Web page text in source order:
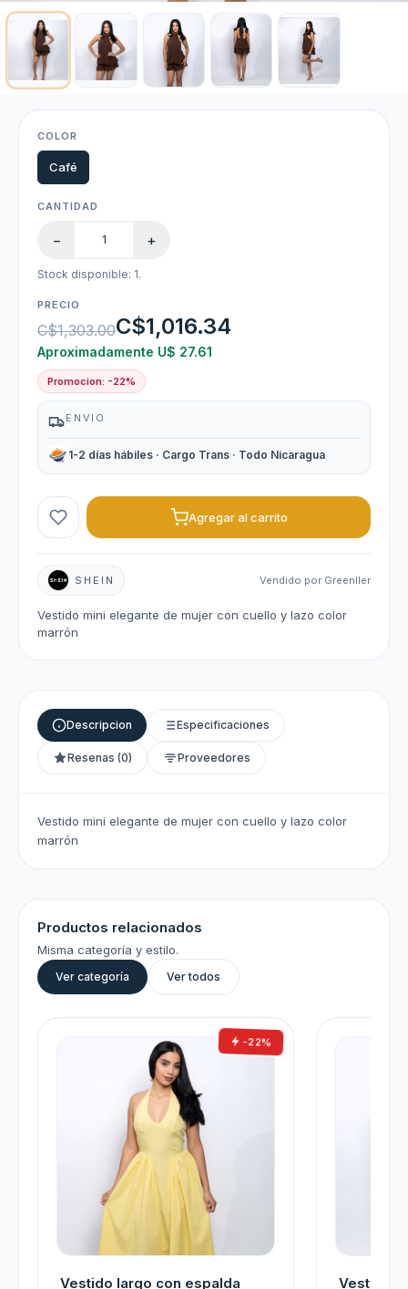
SHEIN Vendido por Greenller
Vestido mini elegante de mujer con cuello y lazo color
marrón
PRECIO
C$1,303.00C$1,016.34
Aproximadamente U$ 27.61
Promocion: -22%
ENVIO
1-2 días hábiles · Cargo Trans · Todo Nicaragua
COLOR
Café
CANTIDAD
− +
Stock disponible: 1.
Agregar al carrito
Descripcion Especificaciones
Resenas (0) Proveedores
Vestido mini elegante de mujer con cuello y lazo color
marrón
Productos relacionados
Misma categoría y estilo.
Ver categoría Ver todos
-22%
Vestido largo con espalda
Vestido